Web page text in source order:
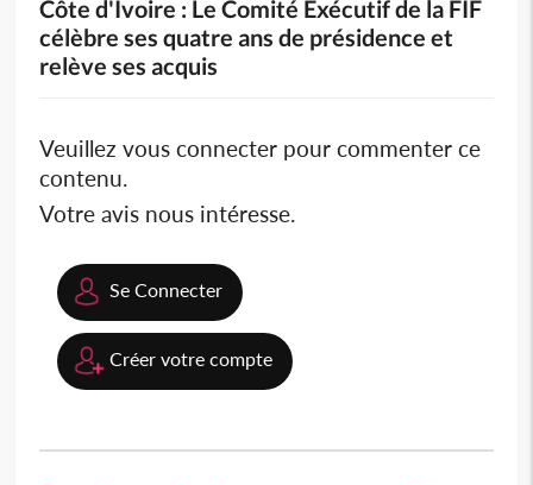
Côte d'Ivoire : Le Comité Exécutif de la FIF
célèbre ses quatre ans de présidence et
relève ses acquis
Veuillez vous connecter pour commenter ce
contenu.
Votre avis nous intéresse.
Se Connecter
Créer votre compte